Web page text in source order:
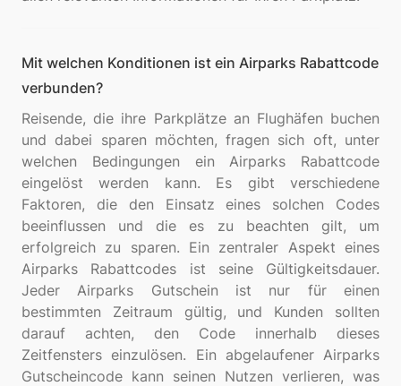
Mit welchen Konditionen ist ein Airparks Rabattcode
verbunden?
Reisende, die ihre Parkplätze an Flughäfen buchen
und dabei sparen möchten, fragen sich oft, unter
welchen Bedingungen ein Airparks Rabattcode
eingelöst werden kann. Es gibt verschiedene
Faktoren, die den Einsatz eines solchen Codes
beeinflussen und die es zu beachten gilt, um
erfolgreich zu sparen. Ein zentraler Aspekt eines
Airparks Rabattcodes ist seine Gültigkeitsdauer.
Jeder Airparks Gutschein ist nur für einen
bestimmten Zeitraum gültig, und Kunden sollten
darauf achten, den Code innerhalb dieses
Zeitfensters einzulösen. Ein abgelaufener Airparks
Gutscheincode kann seinen Nutzen verlieren, was